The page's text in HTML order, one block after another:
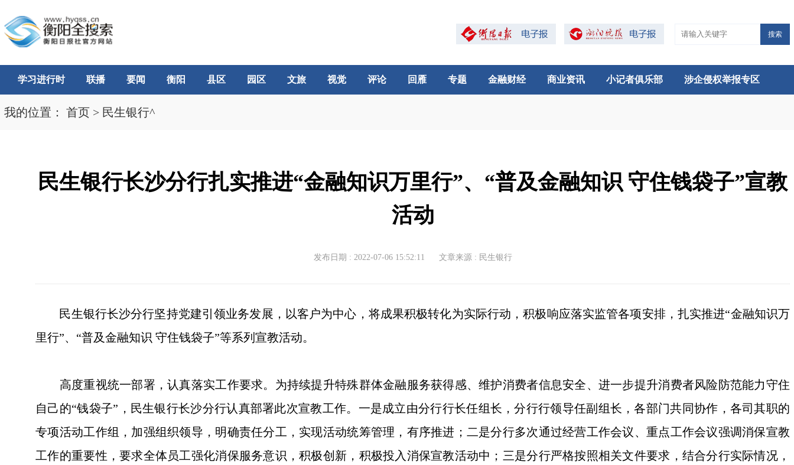
搜索
学习进行时 联播 要闻 衡阳 县区 园区 文旅 视觉 评论 回雁 专题 金融财经 商业资讯 小记者俱乐部 涉企侵权举报专区
我的位置： 首页 > 民生银行^
民生银行长沙分行扎实推进“金融知识万里行”、“普及金融知识 守住钱袋子”宣教
活动
发布日期 : 2022-07-06 15:52:11 文章来源 : 民生银行
民生银行长沙分行坚持党建引领业务发展，以客户为中心，将成果积极转化为实际行动，积极响应落实监管各项安排，扎实推进“金融知识万
里行”、“普及金融知识 守住钱袋子”等系列宣教活动。
高度重视统一部署，认真落实工作要求。为持续提升特殊群体金融服务获得感、维护消费者信息安全、进一步提升消费者风险防范能力守住
自己的“钱袋子”，民生银行长沙分行认真部署此次宣教工作。一是成立由分行行长任组长，分行行领导任副组长，各部门共同协作，各司其职的
专项活动工作组，加强组织领导，明确责任分工，实现活动统筹管理，有序推进；二是分行多次通过经营工作会议、重点工作会议强调消保宣教
工作的重要性，要求全体员工强化消保服务意识，积极创新，积极投入消保宣教活动中；三是分行严格按照相关文件要求，结合分行实际情况，